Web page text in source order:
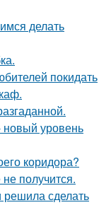
делать
покидать
новый уровень
коридора?
получится.
решила сделать